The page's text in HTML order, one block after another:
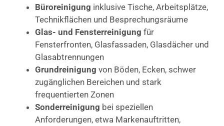
Büroreinigung inklusive Tische, Arbeitsplätze,
Technikflächen und Besprechungsräume
Glas- und Fensterreinigung für
Fensterfronten, Glasfassaden, Glasdächer und
Glasabtrennungen
Grundreinigung von Böden, Ecken, schwer
zugänglichen Bereichen und stark
frequentierten Zonen
Sonderreinigung bei speziellen
Anforderungen, etwa Markenauftritten,